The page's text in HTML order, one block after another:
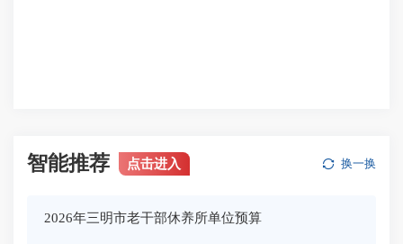
智能推荐 点击进入 换一换
2026年三明市老干部休养所单位预算